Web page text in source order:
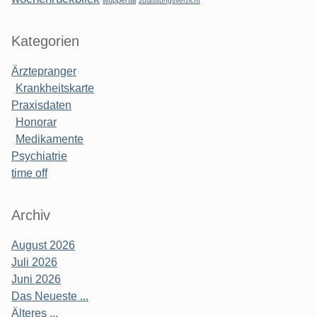
Kategorien
Ärztepranger
Krankheitskarte
Praxisdaten
Honorar
Medikamente
Psychiatrie
time off
Archiv
August 2026
Juli 2026
Juni 2026
Das Neueste ...
Älteres ...